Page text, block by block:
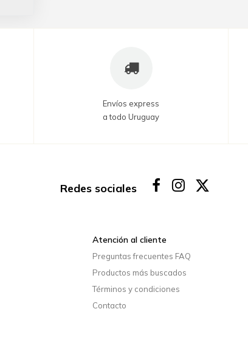
Envíos express
a todo Uruguay
Redes sociales
Atención al cliente
Preguntas frecuentes FAQ
Productos más buscados
Términos y condiciones
Contacto